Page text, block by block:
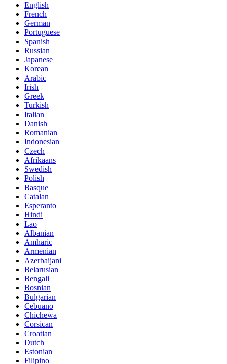
English
French
German
Portuguese
Spanish
Russian
Japanese
Korean
Arabic
Irish
Greek
Turkish
Italian
Danish
Romanian
Indonesian
Czech
Afrikaans
Swedish
Polish
Basque
Catalan
Esperanto
Hindi
Lao
Albanian
Amharic
Armenian
Azerbaijani
Belarusian
Bengali
Bosnian
Bulgarian
Cebuano
Chichewa
Corsican
Croatian
Dutch
Estonian
Filipino